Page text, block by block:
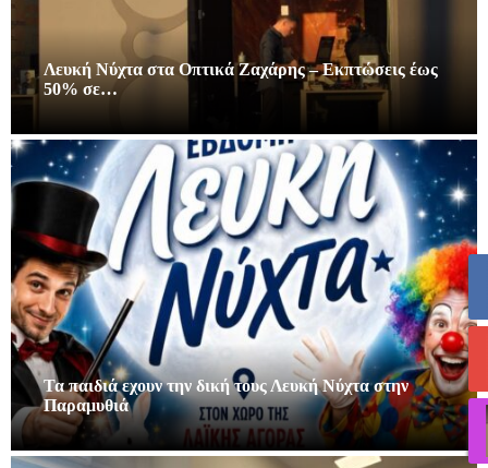
Λευκή Νύχτα στα Οπτικά Ζαχάρης – Εκπτώσεις έως
50% σε…
Τα παιδιά εχουν την δική τους Λευκή Νύχτα στην
Παραμυθιά